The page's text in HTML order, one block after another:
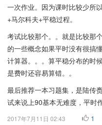
一次作业。因为课时比较少所
+马尔科夫+平稳过程。
考试比较那个。。就是比较那
的一些概念如果平时没有很搞
计算器。。。算平稳分布的时
是费时还容易算错。。
最后推荐一本习题集，是陆传
试来说上90基本无难度，平时
2017年7月11日 02:43 1